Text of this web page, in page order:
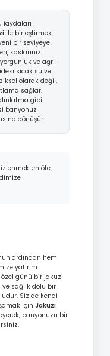
faydaları
ile birleştirmek,
bir seviyeye
kaslarınızı
ve ağrı
sıcak su ve
olarak değil,
sağlar.
gibi
banyonuz
dönüşür.
öte,
ardından hem
yatırım
özel günü bir jakuzi
sağlık dolu bir
Siz de kendi
için Jakuzi
banyonuzu bir